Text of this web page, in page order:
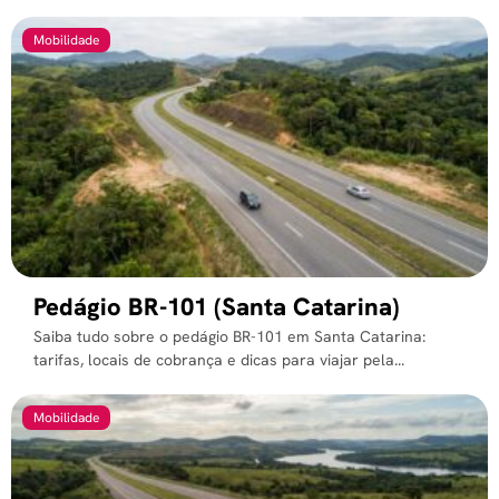
Mobilidade
Pedágio BR-101 (Santa Catarina)
Saiba tudo sobre o pedágio BR-101 em Santa Catarina:
tarifas, locais de cobrança e dicas para viajar pela...
Mobilidade